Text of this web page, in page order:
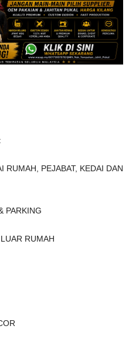
RUMAH, PEJABAT, KEDAI DAN
PARKING
RUMAH